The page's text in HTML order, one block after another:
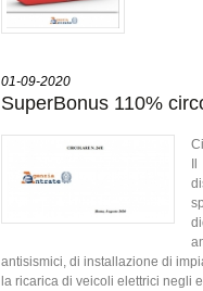
01-09-2020
SuperBonus 110%
Il
antisismici, di installazione di
la ricarica di veicoli elettrici negli